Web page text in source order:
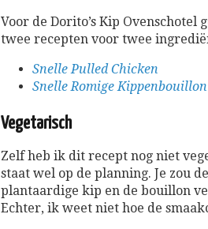
Voor de Dorito’s Kip
twee recepten voor twee
Snelle Pulled Chicken
Snelle Romige Kippenbouillon
Vegetarisch
Zelf heb ik dit recept nog niet
staat wel op de planning. Je zou
plantaardige kip en de bouillon
Echter, ik weet niet hoe de